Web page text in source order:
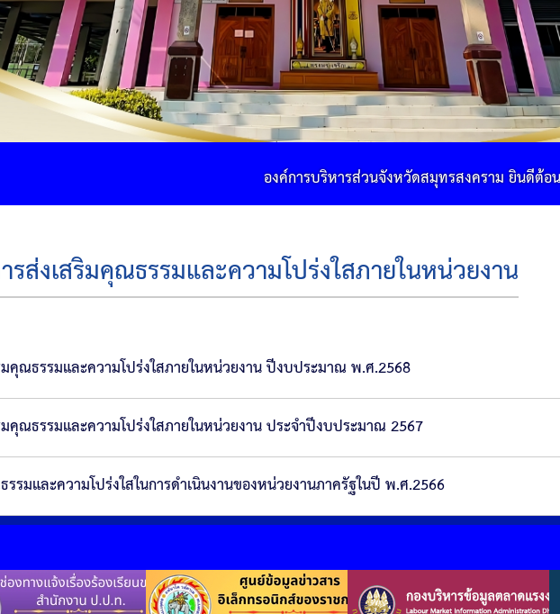
องค์การบริหารส่วนจังหวัดสมุทรสงคราม ยินดีต้อนรับ
รส่งเสริมคุณธรรมและความโปร่งใสภายในหน่วยงาน
มคุณธรรมและความโปร่งใสภายในหน่วยงาน ปีงบประมาณ พ.ศ.2568
มคุณธรรมและความโปร่งใสภายในหน่วยงาน ประจำปีงบประมาณ 2567
รมและความโปร่งใสในการดำเนินงานของหน่วยงานภาครัฐในปี พ.ศ.2566